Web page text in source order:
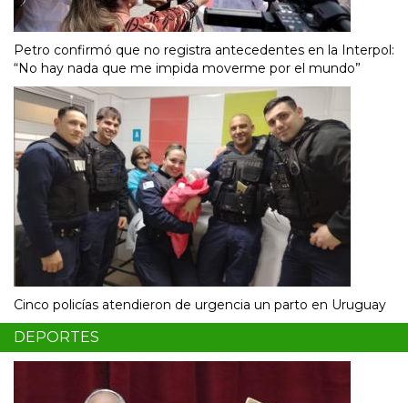
Petro confirmó que no registra antecedentes en la Interpol:
“No hay nada que me impida moverme por el mundo”
Cinco policías atendieron de urgencia un parto en Uruguay
DEPORTES